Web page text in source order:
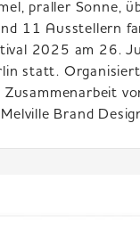
praller Sonne,
11 Ausstellern
2025 am 26.
statt.
Brand